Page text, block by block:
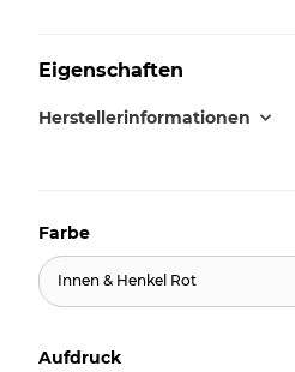
Eigenschaften
Herstellerinformationen
Farbe
Innen & Henkel Rot
Aufdruck